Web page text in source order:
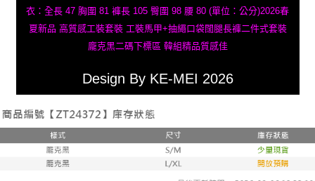
衣：全長 47 胸圍 81 褲長 105 臀圍 98 腰 80 (單位：公分)2026春
夏新品 高質感工裝套裝 工裝馬甲+抽繩口袋闊腿長褲二件式套裝
龐克黑二碼下標區 韓組精品質感佳
Design By KE-MEI 2026